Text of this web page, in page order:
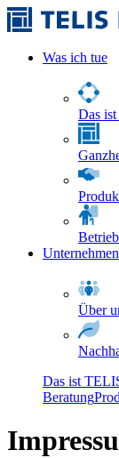
Was ich tue
Das
Unternehmen
Über
Das ist
Beratung